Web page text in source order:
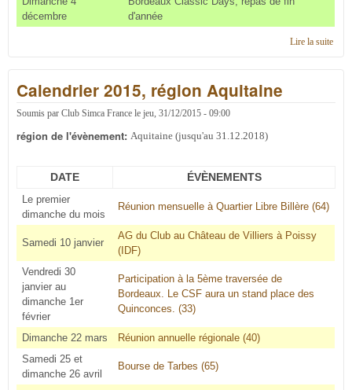
décembre
d'année
Lire la suitede
Calendrier 2015, région Aquitaine
Soumis par Club Simca France le jeu, 31/12/2015 - 09:00
région de l'évènement: Aquitaine (jusqu'au 31.12.2018)
DATE ÉVÈNEMENTS
Le premier
dimanche du mois
Réunion mensuelle à Quartier Libre Billère (64)
Samedi 10 janvier
AG du Club au Château de Villiers à Poissy
(IDF)
Vendredi 30
janvier au
dimanche 1er
février
Participation à la 5ème traversée de
Bordeaux. Le CSF aura un stand place des
Quinconces. (33)
Dimanche 22 mars
Réunion annuelle régionale (40)
Samedi 25 et
dimanche 26 avril
Bourse de Tarbes (65)